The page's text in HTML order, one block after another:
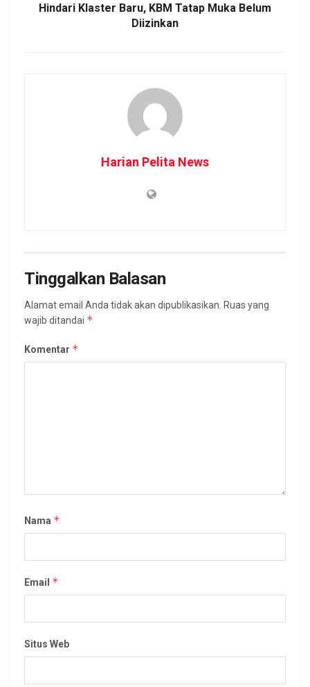
Hindari Klaster Baru, KBM Tatap Muka Belum
Diizinkan
Harian Pelita News
Tinggalkan Balasan
Alamat email Anda tidak akan dipublikasikan. Ruas yang
wajib ditandai *
Komentar *
Nama *
Email *
Situs Web